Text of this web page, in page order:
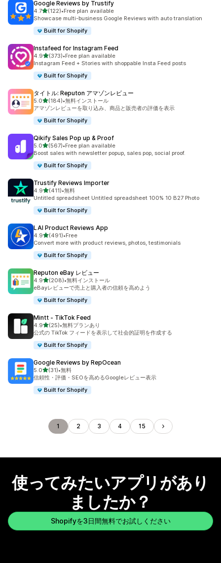
Google Reviews by Trustify
4.75つ星中
(122)
合計レビュー数：122件
•Free plan available
Showcase multi-business Google Reviews with auto translation
Built for Shopify
Instafeed for Instagram Feed
4.95つ星中
(373)
合計レビュー数：373件
•Free plan available
Instagram Feed + Stories with shoppable Insta Feed posts
Built for Shopify
タイトル: Reputon アマゾンレビュー
5.05つ星中
(184)
合計レビュー数：184件
•無料インストール
アマゾンレビューを取り込み、商品と販売者の評価を表示
Built for Shopify
Qikify Sales Pop up & Proof
5.05つ星中
(567)
合計レビュー数：567件
•Free plan available
Boost sales with newsletter popup, sales pop, social proof.
Built for Shopify
Trustify Reviews Importer
4.95つ星中
(411)
合計レビュー数：411件
•無料
Untitled spreadsheet Untitled spreadsheet 100% 10 B27 Photo
Built for Shopify
LAI Product Reviews App
4.95つ星中
(491)
合計レビュー数：491件
•Free
Convert more with product reviews, photos, testimonials
Built for Shopify
Reputon eBay レビュー
4.95つ星中
(208)
合計レビュー数：208件
•無料インストール
eBayレビューで売上と購入者の信頼を高めよう
Built for Shopify
Mintt ‑ TikTok Feed
4.95つ星中
(25)
合計レビュー数：25件
•無料プランあり
公式の TikTok フィードを表示して社会的証明を作成する
Built for Shopify
Google Reviews by RepOcean
5.05つ星中
(31)
合計レビュー数：31件
•無料
信頼性・評価・SEOを高めるGoogleレビュー表示
Built for Shopify
1 2 3 4 15
使ってみたいアプリがあり
ましたか？
Shopifyを3日間無料でお試しください